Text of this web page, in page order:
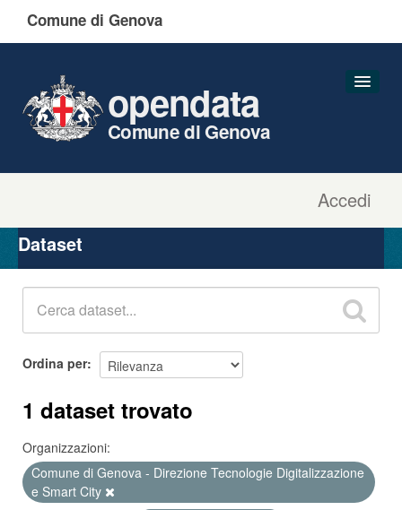
Comune di Genova
Accedi
opendata
Comune di Genova
Organizzazioni
Gruppi
Dataset
Ordina per
1 dataset trovato
Organizzazioni:
Comune di Genova - Direzione Tecnologie Digitalizzazione
e Smart City